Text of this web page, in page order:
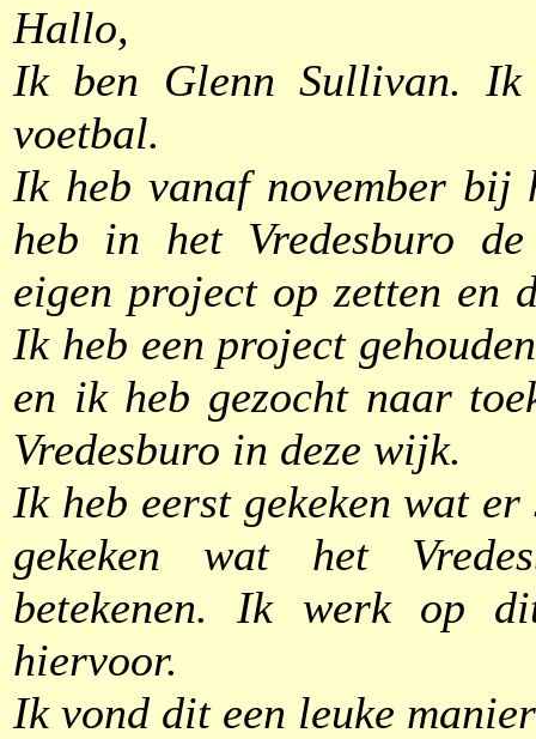
Hallo,
Ik ben Glenn Sullivan.
voetbal.
Ik heb vanaf november bij
heb in het Vredesburo
eigen project op zetten en
Ik heb een project
en ik heb gezocht naar
Vredesburo in deze wijk.
Ik heb eerst gekeken wat
gekeken wat het
betekenen. Ik werk op
hiervoor.
Ik vond dit een leuke